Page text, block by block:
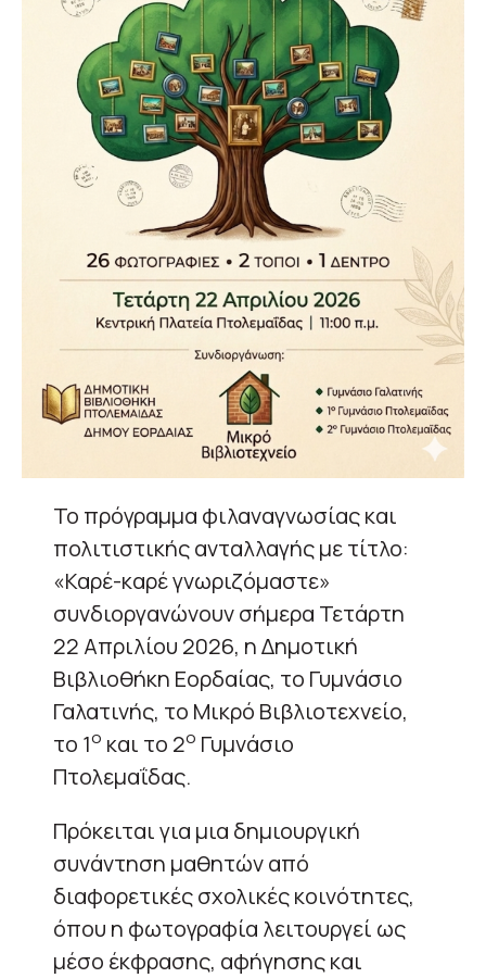
Το πρόγραμμα φιλαναγνωσίας και
πολιτιστικής ανταλλαγής με τίτλο:
«Καρέ-καρέ γνωριζόμαστε»
συνδιοργανώνουν σήμερα Τετάρτη
22 Απριλίου 2026, η Δημοτική
Βιβλιοθήκη Εορδαίας, το Γυμνάσιο
Γαλατινής, το Μικρό Βιβλιοτεχνείο,
το 1ο και το 2ο Γυμνάσιο
Πτολεμαΐδας.
Πρόκειται για μια δημιουργική
συνάντηση μαθητών από
διαφορετικές σχολικές κοινότητες,
όπου η φωτογραφία λειτουργεί ως
μέσο έκφρασης, αφήγησης και